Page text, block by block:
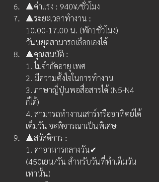
🔺ค่าแรง : 940¥/ชั่วโมง
🔺ระยะเวลาทำงาน :
10.00-17.00 น. (พัก1ชั่วโมง)
วันหยุดสามารถเลือกเองได้
🔺คุณสมบัติ :
1. ไม่จำกัดอายุ เพศ
2. มีความตั้งใจในการทำงาน
3. ภาษาญี่ปุ่นพอสื่อสารได้ (N5-N4
ก็ได้)
4. สามารถทำงานเสาร์หรืออาทิตย์ได้
เต็มวัน จะพิจารณาเป็นพิเศษ
🔺สวัสดิการ :
1. ค่าอาหารกลางวัน✔︎
(450เยน/วัน สำหรับวันที่ทำเต็มวัน
เท่านั้น)